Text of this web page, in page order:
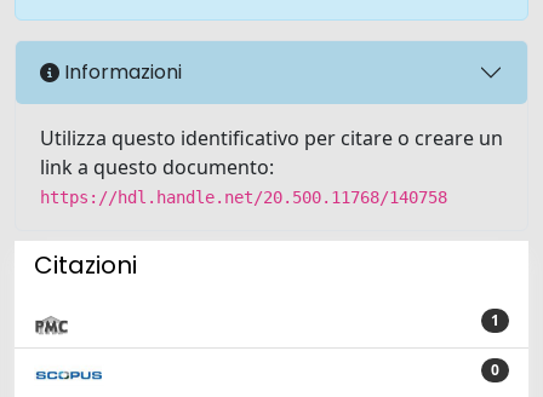
Informazioni
Utilizza questo identificativo per citare o creare un
link a questo documento:
https://hdl.handle.net/20.500.11768/140758
Citazioni
1
0